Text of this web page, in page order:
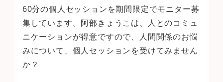
60分の個人セッションを期間限定でモニター募
集しています。阿部きょうこは、人とのコミュ
ニケーションが得意ですので、人間関係のお悩
みについて、個人セッションを受けてみません
か？